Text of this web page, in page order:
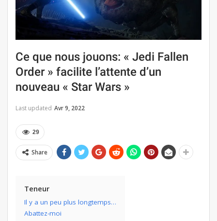
Ce que nous jouons: « Jedi Fallen
Order » facilite l’attente d’un
nouveau « Star Wars »
Last updated Avr 9, 2022
29
Share
Teneur
Il y a un peu plus longtemps…
Abattez-moi